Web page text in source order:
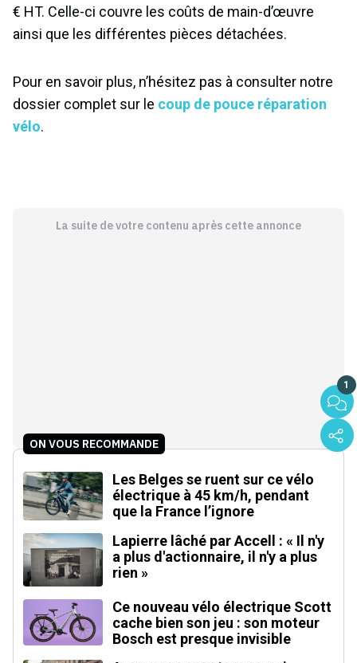
€ HT. Celle-ci couvre les coûts de main-d’œuvre
ainsi que les différentes pièces détachées.
Pour en savoir plus, n’hésitez pas à consulter notre
dossier complet sur le coup de pouce réparation
vélo.
La suite de votre contenu après cette annonce
1
ON VOUS RECOMMANDE
Les Belges se ruent sur ce vélo
électrique à 45 km/h, pendant
que la France l’ignore
Lapierre lâché par Accell : « Il n'y
a plus d'actionnaire, il n'y a plus
rien »
Ce nouveau vélo électrique Scott
cache bien son jeu : son moteur
Bosch est presque invisible